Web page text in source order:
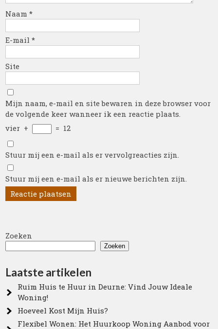
Naam*
E-mail*
Site
Mijn naam, e-mail en site bewaren in deze browser voor
de volgende keer wanneer ik een reactie plaats.
vier + = 12
Stuur mij een e-mail als er vervolgreacties zijn.
Stuur mij een e-mail als er nieuwe berichten zijn.
Zoeken
Zoeken
Laatste artikelen
Ruim Huis te Huur in Deurne: Vind Jouw Ideale
Woning!
Hoeveel Kost Mijn Huis?
Flexibel Wonen: Het Huurkoop Woning Aanbod voor